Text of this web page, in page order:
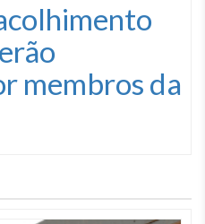
membros da